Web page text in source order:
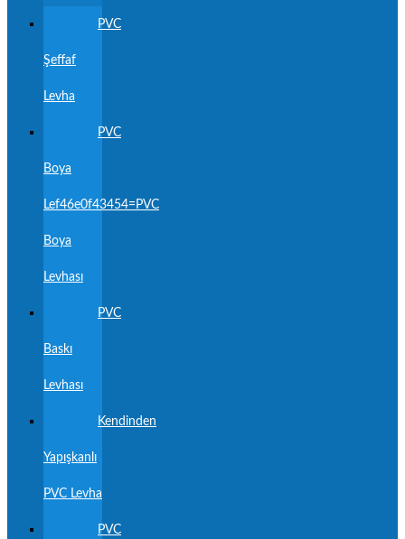
PVC
Şeffaf
Levha
PVC
Boya
Lef46e0f43454=PVC
Boya
Levhası
PVC
Baskı
Levhası
Kendinden
Yapışkanlı
PVC Levha
PVC